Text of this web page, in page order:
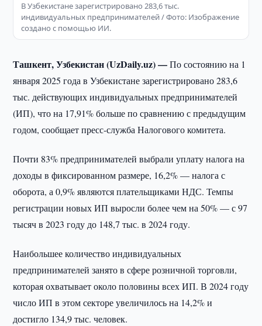
В Узбекистане зарегистрировано 283,6 тыс.
индивидуальных предпринимателей / Фото: Изображение
создано с помощью ИИ.
Ташкент, Узбекистан (UzDaily.uz) —По состоянию на 1
января 2025 года в Узбекистане зарегистрировано 283,6
тыс. действующих индивидуальных предпринимателей
(ИП), что на 17,91% больше по сравнению с предыдущим
годом, сообщает пресс-служба Налогового комитета.
Почти 83% предпринимателей выбрали уплату налога на
доходы в фиксированном размере, 16,2% — налога с
оборота, а 0,9% являются плательщиками НДС. Темпы
регистрации новых ИП выросли более чем на 50% — с 97
тысяч в 2023 году до 148,7 тыс. в 2024 году.
Наибольшее количество индивидуальных
предпринимателей занято в сфере розничной торговли,
которая охватывает около половины всех ИП. В 2024 году
число ИП в этом секторе увеличилось на 14,2% и
достигло 134,9 тыс. человек.